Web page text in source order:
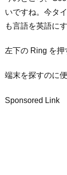
いですね。今タ
も言語を英語に
左下の Ring を押
端末を探すのに
Sponsored Link